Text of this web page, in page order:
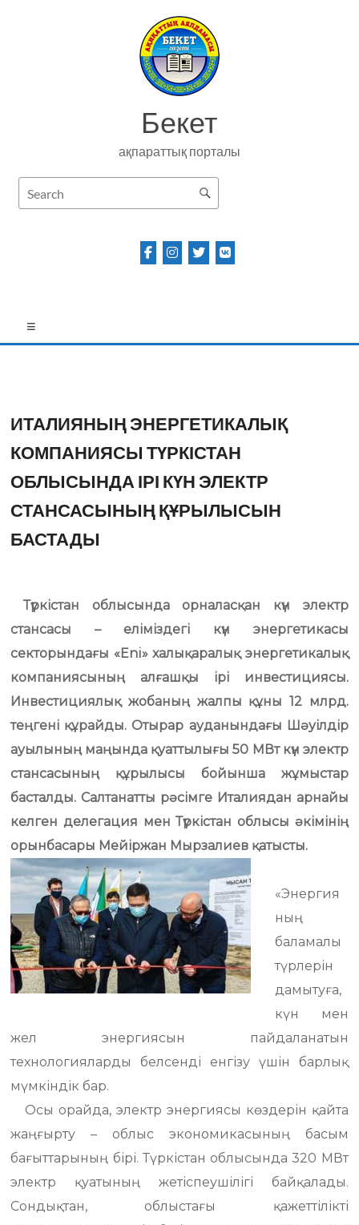
Бекет
ақпараттық порталы
ИТАЛИЯНЫҢ ЭНЕРГЕТИКАЛЫҚ
КОМПАНИЯСЫ ТҮРКІСТАН
ОБЛЫСЫНДА ІРІ КҮН ЭЛЕКТР
СТАНСАСЫНЫҢ ҚҰРЫЛЫСЫН
БАСТАДЫ
Түркістан облысында орналасқан күн электр
стансасы – еліміздегі күн энергетикасы
секторындағы «Eni» халықаралық энергетикалық
компаниясының алғашқы ірі инвестициясы.
Инвестициялық жобаның жалпы құны 12 млрд.
теңгені құрайды. Отырар ауданындағы Шәуілдір
ауылының маңында қуаттылығы 50 МВт күн электр
стансасының құрылысы бойынша жұмыстар
басталды. Салтанатты рәсімге Италиядан арнайы
келген делегация мен Түркістан облысы әкімінің
орынбасары Мейіржан Мырзалиев қатысты.
«Энергия
ның
баламалы
түрлерін
дамытуға,
күн мен
жел энергиясын пайдаланатын
технологияларды белсенді енгізу үшін барлық
мүмкіндік бар.
Осы орайда, электр энергиясы көздерін қайта
жаңғырту – облыс экономикасының басым
бағыттарының бірі. Түркістан облысында 320 МВт
электр қуатының жетіспеушілігі байқалады.
Сондықтан, облыстағы қажеттілікті